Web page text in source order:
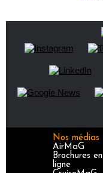
Nos médias
AirMaG
Brochures en
ligne